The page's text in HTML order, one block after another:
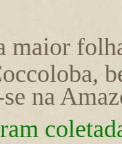
maior
na